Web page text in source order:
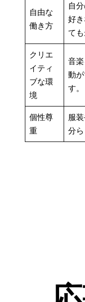
自由な
働き方
自
好
ても
クリエ
イティ
ブな環
境
音
動
す。
個性尊
重
服
分